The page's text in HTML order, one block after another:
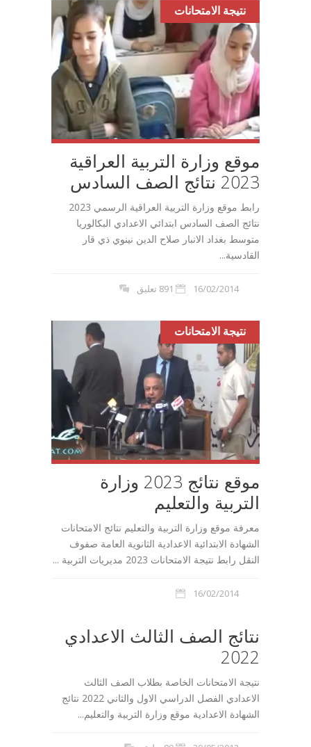
نتيجة الامتحانات
موقع وزارة التربية العراقية
2023 نتائج الصف السادس
رابط موقع وزارة التربية العراقية الرسمي 2023
نتائج الصف السادس ابتدائي الاعدادي البكالوريا
متوسط بغداد الانبار صلاح الدين نينوي ذي قار
القادسية...
16/02/2014 891 تعليق
نتيجة الامتحانات
موقع نتائج 2023 وزارة
التربية والتعليم
معرفة موقع وزارة التربية والتعليم نتائج الامتحانات
الشهادة الابتدائية الاعدادية الثانوية العامة صفوف
النقل رابط نتيجة الامتحانات 2023 مديريات التربية ...
16/02/2014
نتائج الصف الثالث الاعدادي
2022
نتيجة الامتحانات الخاصة بطلاب الصف الثالث
الاعدادي الفصل الدراسي الاول والثاني 2022 نتائج
الشهادة الاعدادية موقع وزارة التربية والتعليم...